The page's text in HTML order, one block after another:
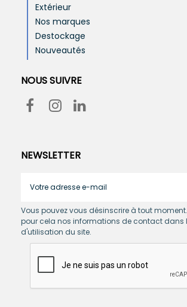
Extérieur
Nos marques
Destockage
Nouveautés
NOUS SUIVRE
NEWSLETTER
Vous pouvez vous désinscrire à tout
pour cela nos informations de contact dans
d'utilisation du site.